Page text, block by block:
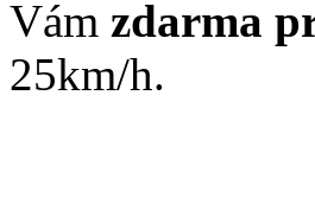
Vám zdarma
25km/h.